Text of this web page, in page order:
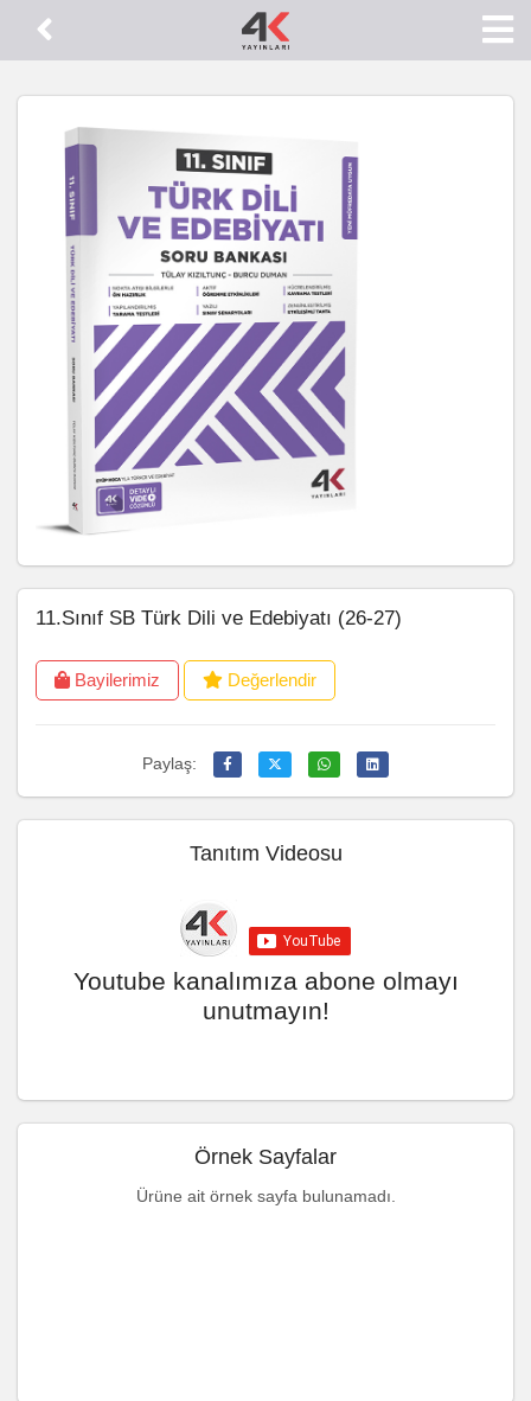
11.Sınıf SB Türk Dili ve Edebiyatı (26-27)
Bayilerimiz Değerlendir
Paylaş:
Tanıtım Videosu
Youtube kanalımıza abone olmayı
unutmayın!
Örnek Sayfalar
Ürüne ait örnek sayfa bulunamadı.